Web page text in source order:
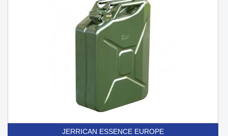
JERRICAN ESSENCE EUROPE